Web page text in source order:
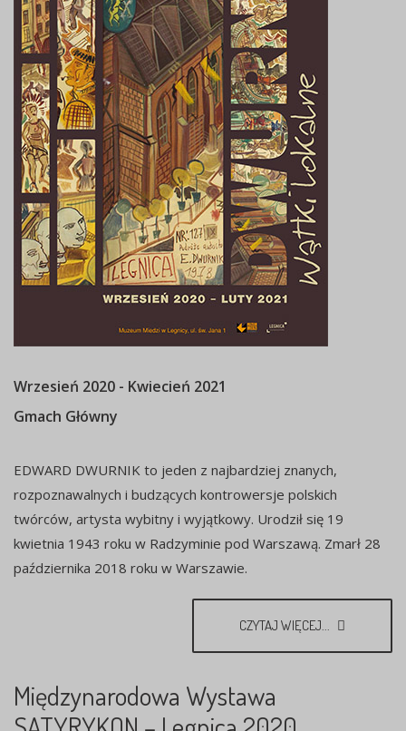
Wrzesień 2020 - Kwiecień 2021
Gmach Główny
EDWARD DWURNIK to jeden z najbardziej znanych,
rozpoznawalnych i budzących kontrowersje polskich
twórców, artysta wybitny i wyjątkowy. Urodził się 19
kwietnia 1943 roku w Radzyminie pod Warszawą. Zmarł 28
października 2018 roku w Warszawie.
CZYTAJ WIĘCEJ...
Międzynarodowa Wystawa